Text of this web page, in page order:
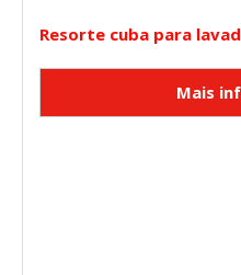
Resorte cuba para